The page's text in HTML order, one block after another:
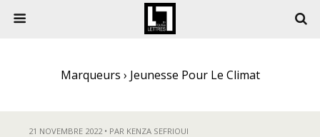
Marqueurs › Jeunesse Pour Le Climat
21 NOVEMBRE 2022 • PAR KENZA SEFRIOUI